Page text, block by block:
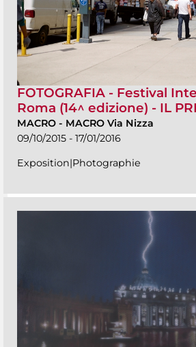
FOTOGRAFIA - Festival
Roma (14^ edizione) - IL
MACRO - MACRO Via Nizza
09/10/2015 - 17/01/2016
Exposition|Photographie